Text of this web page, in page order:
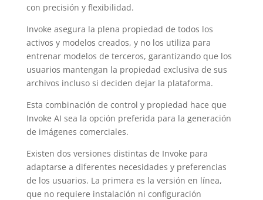
con precisión y flexibilidad.
Invoke asegura la plena propiedad de todos los
activos y modelos creados, y no los utiliza para
entrenar modelos de terceros, garantizando que los
usuarios mantengan la propiedad exclusiva de sus
archivos incluso si deciden dejar la plataforma.
Esta combinación de control y propiedad hace que
Invoke AI sea la opción preferida para la generación
de imágenes comerciales.
Existen dos versiones distintas de Invoke para
adaptarse a diferentes necesidades y preferencias
de los usuarios. La primera es la versión en línea,
que no requiere instalación ni configuración